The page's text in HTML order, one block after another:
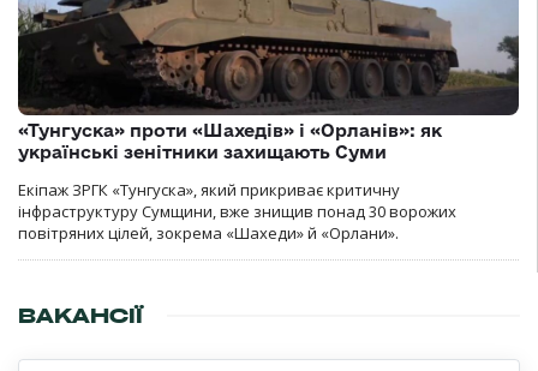
«Тунгуска» проти «Шахедів» і «Орланів»: як
українські зенітники захищають Суми
Екіпаж ЗРГК «Тунгуска», який прикриває критичну
інфраструктуру Сумщини, вже знищив понад 30 ворожих
повітряних цілей, зокрема «Шахеди» й «Орлани».
ВАКАНСІЇ